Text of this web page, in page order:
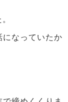
なっていたか